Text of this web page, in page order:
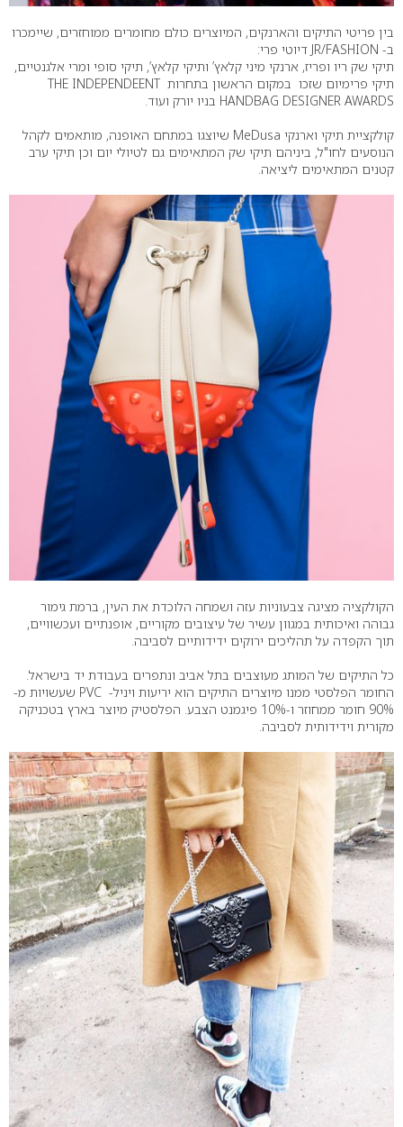
בין פריטי התיקים והארנקים, המיוצרים כולם מחומרים ממוחזרים, שיימכרו
ב- JR/FASHION דיוטי פרי:
תיקי שק ריו ופריז, ארנקי מיני קלאץ’ ותיקי קלאץ’, תיקי סופי ומרי אלגנטיים,
תיקי פרימיום שזכו במקום הראשון בתחרות THE INDEPENDEENT
HANDBAG DESIGNER AWARDS בניו יורק ועוד.
קולקציית תיקי וארנקי MeDusa שיוצגו במתחם האופנה, מותאמים לקהל
הנוסעים לחו"ל, ביניהם תיקי שק המתאימים גם לטיולי יום וכן תיקי ערב
קטנים המתאימים ליציאה.
הקולקציה מציגה צבעוניות עזה ושמחה הלוכדת את העין, ברמת גימור
גבוהה ואיכותית במגוון עשיר של עיצובים מקוריים, אופנתיים ועכשוויים,
תוך הקפדה על תהליכים ירוקים ידידותיים לסביבה.
כל התיקים של המותג מעוצבים בתל אביב ונתפרים בעבודת יד בישראל.
החומר הפלסטי ממנו מיוצרים התיקים הוא יריעות ויניל- PVC שעשויות מ-
90% חומר ממחוזר ו-10% פיגמנט הצבע. הפלסטיק מיוצר בארץ בטכניקה
מקורית וידידותית לסביבה.